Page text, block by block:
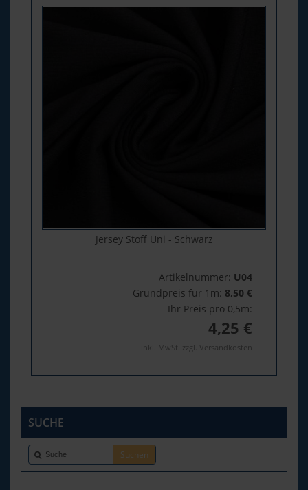
Jersey Stoff Uni - Schwarz
Artikelnummer: U04
Grundpreis für 1m: 8,50 €
Ihr Preis pro 0,5m:
4,25 €
inkl. MwSt. zzgl. Versandkosten
SUCHE